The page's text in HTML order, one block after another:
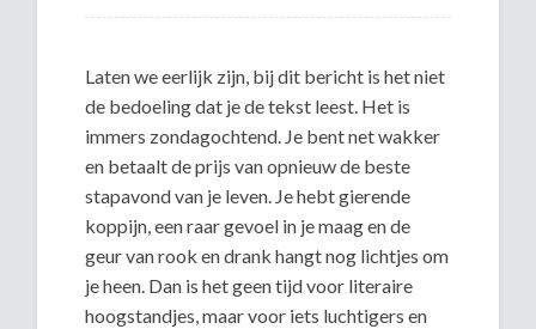
Laten we eerlijk zijn, bij dit bericht is het niet
de bedoeling dat je de tekst leest. Het is
immers zondagochtend. Je bent net wakker
en betaalt de prijs van opnieuw de beste
stapavond van je leven. Je hebt gierende
koppijn, een raar gevoel in je maag en de
geur van rook en drank hangt nog lichtjes om
je heen. Dan is het geen tijd voor literaire
hoogstandjes, maar voor iets luchtigers en